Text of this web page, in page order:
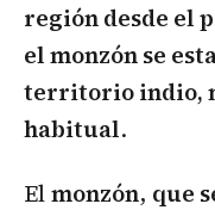
región desde el
el monzón se
territorio indio,
habitual.
Elmonzón, que